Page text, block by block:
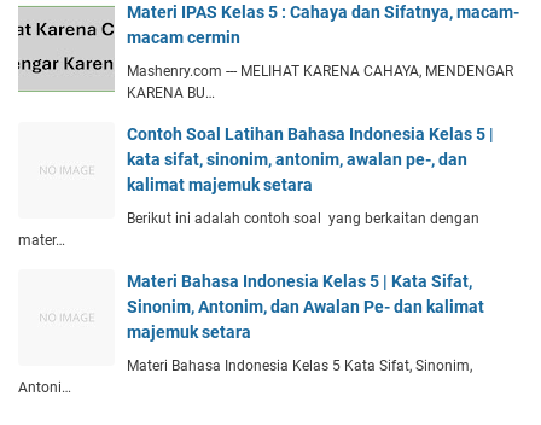
Materi IPAS Kelas 5 : Cahaya dan Sifatnya, macam-
macam cermin
Mashenry.com --- MELIHAT KARENA CAHAYA, MENDENGAR
KARENA BU…
Contoh Soal Latihan Bahasa Indonesia Kelas 5 |
kata sifat, sinonim, antonim, awalan pe-, dan
kalimat majemuk setara
Berikut ini adalah contoh soal yang berkaitan dengan
mater…
Materi Bahasa Indonesia Kelas 5 | Kata Sifat,
Sinonim, Antonim, dan Awalan Pe- dan kalimat
majemuk setara
Materi Bahasa Indonesia Kelas 5 Kata Sifat, Sinonim,
Antoni…